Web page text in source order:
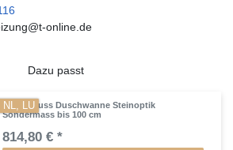
online.de
Dazu passt
NL, LU
Mineralguss Duschwanne Steinoptik
Sondermass bis 100 cm
814,80 € *